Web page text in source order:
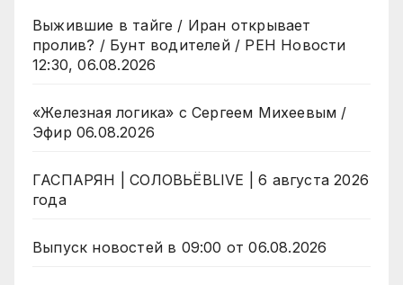
Выжившие в тайге / Иран открывает
пролив? / Бунт водителей / РЕН Новости
12:30, 06.08.2026
«Железная логика» с Сергеем Михеевым /
Эфир 06.08.2026
ГАСПАРЯН | СОЛОВЬЁВLIVE | 6 августа 2026
года
Выпуск новостей в 09:00 от 06.08.2026